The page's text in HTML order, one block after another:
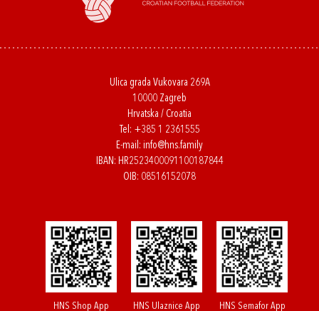
Ulica grada Vukovara 269A
10000 Zagreb
Hrvatska / Croatia
Tel: +385 1 2361555
E-mail: info@hns.family
IBAN: HR2523400091100187844
OIB: 08516152078
HNS Shop App HNS Ulaznice App HNS Semafor App